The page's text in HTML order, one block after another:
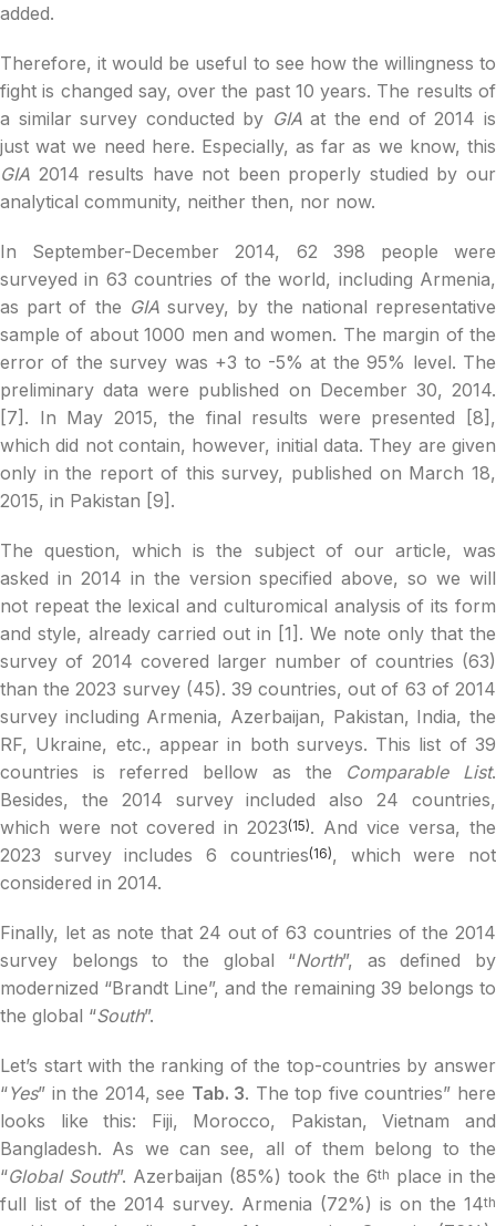
added.
Therefore, it would be useful to see how the willingness to
fight is changed say, over the past 10 years. The results of
a similar survey conducted by GIAat the end of 2014 is
just wat we need here. Especially, as far as we know, this
GIA 2014 results have not been properly studied by our
analytical community, neither then, nor now.
In September-December 2014, 62 398 people were
surveyed in 63 countries of the world, including Armenia,
as part of the GIAsurvey, by the national representative
sample of about 1000 men and women. The margin of the
error of the survey was +3 to -5% at the 95% level. The
preliminary data were published on December 30, 2014.
[7]. In May 2015, the final results were presented [8],
which did not contain, however, initial data. They are given
only in the report of this survey, published on March 18,
2015, in Pakistan [9].
The question, which is the subject of our article, was
asked in 2014 in the version specified above, so we will
not repeat the lexical and culturomical analysis of its form
and style, already carried out in [1]. We note only that the
survey of 2014 covered larger number of countries (63)
than the 2023 survey (45). 39 countries, out of 63 of 2014
survey including Armenia, Azerbaijan, Pakistan, India, the
RF, Ukraine, etc., appear in both surveys. This list of 39
countries is referred bellow as the Comparable List.
Besides, the 2014 survey included also 24 countries,
which were not covered in 2023(15). And vice versa, the
2023 survey includes 6 countries(16), which were not
considered in 2014.
Finally, let as note that 24 out of 63 countries of the 2014
survey belongs to the global “North”, as defined by
modernized “Brandt Line”, and the remaining 39 belongs to
the global “South”.
Let’s start with the ranking of the top-countries by answer
“Yes” in the 2014, see Tab. 3. The top five countries” here
looks like this: Fiji, Morocco, Pakistan, Vietnam and
Bangladesh. As we can see, all of them belong to the
“Global South”. Azerbaijan (85%) took the 6th place in the
full list of the 2014 survey. Armenia (72%) is on the 14th